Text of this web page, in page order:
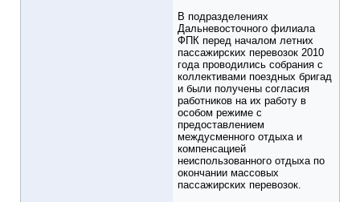
В подразделениях
Дальневосточного филиала
ФПК перед началом летних
пассажирских перевозок 2010
года проводились собрания с
коллективами поездных бригад
и были получены согласия
работников на их работу в
особом режиме с
предоставлением
междусменного отдыха и
компенсацией
неиспользованного отдыха по
окончании массовых
пассажирских перевозок.